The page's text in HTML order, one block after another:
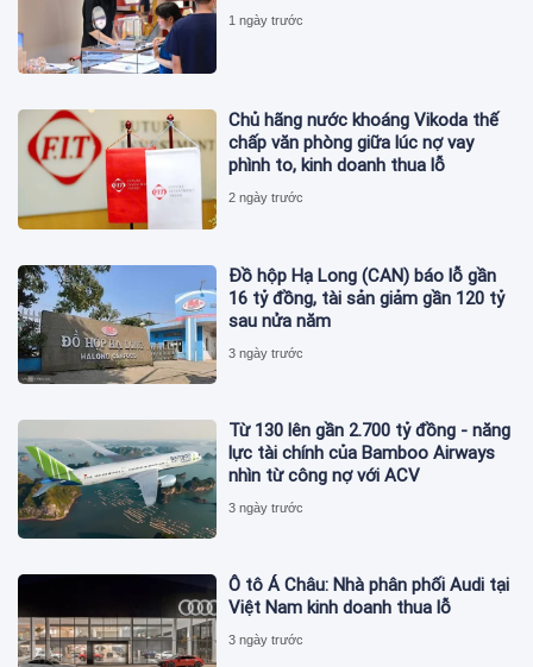
1 ngày trước
Chủ hãng nước khoáng Vikoda thế
chấp văn phòng giữa lúc nợ vay
phình to, kinh doanh thua lỗ
2 ngày trước
Đồ hộp Hạ Long (CAN) báo lỗ gần
16 tỷ đồng, tài sản giảm gần 120 tỷ
sau nửa năm
3 ngày trước
Từ 130 lên gần 2.700 tỷ đồng - năng
lực tài chính của Bamboo Airways
nhìn từ công nợ với ACV
3 ngày trước
Ô tô Á Châu: Nhà phân phối Audi tại
Việt Nam kinh doanh thua lỗ
3 ngày trước